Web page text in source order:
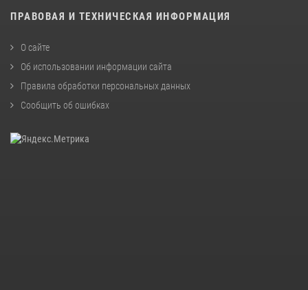
ПРАВОВАЯ И ТЕХНИЧЕСКАЯ ИНФОРМАЦИЯ
О сайте
Об использовании информации сайта
Правила обработки персональных данных
Сообщить об ошибках